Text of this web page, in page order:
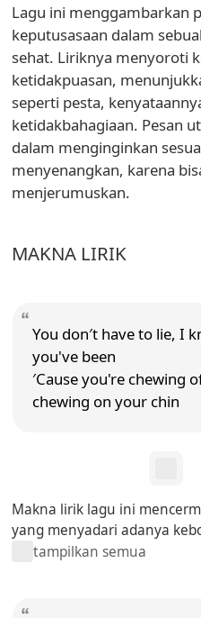
Lagu ini menggambarkan
keputusasaan dalam
sehat. Liriknya menyoroti
ketidakpuasan,
seperti pesta,
ketidakbahagiaan. Pesan
dalam menginginkan
menyenangkan, karena
menjerumuskan.
MAKNA LIRIK
You don′t have to lie, I
you've been
′Cause you're chewing
chewing on your chin
Makna lirik lagu ini
yang menyadari adanya
tampilkan semua